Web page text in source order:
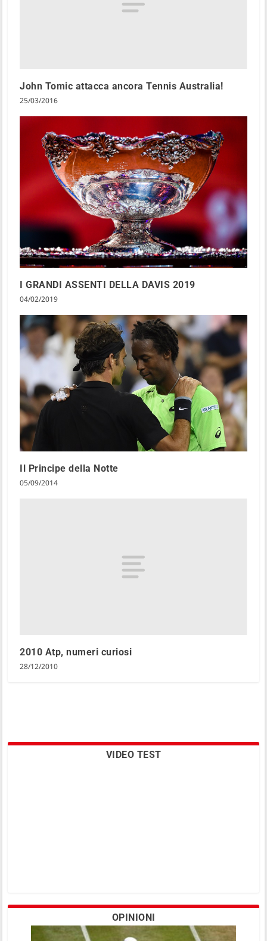
John Tomic attacca ancora Tennis Australia!
25/03/2016
I GRANDI ASSENTI DELLA DAVIS 2019
04/02/2019
Il Principe della Notte
05/09/2014
2010 Atp, numeri curiosi
28/12/2010
VIDEO TEST
OPINIONI